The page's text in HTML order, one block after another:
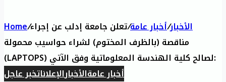
Home/ الأخبار/أخبار عامة/تعلن جامعة إدلب عن إجراء
مناقصة (بالظرف المختوم) لشراء حواسيب محمولة
(LAPTOPS) لصالح كلية الهندسة المعلوماتية وفق الآتي:
أخبار عامةالأخبارالإعلاناتخبر عاجل